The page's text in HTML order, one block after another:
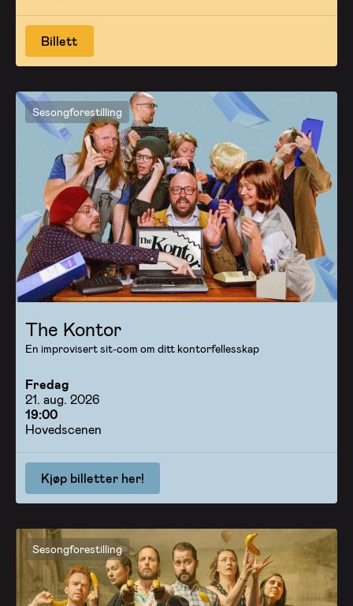
Billett
Sesongforestilling
The Kontor
En improvisert sit-com om ditt kontorfellesskap
Fredag
21. aug. 2026
19:00
Hovedscenen
Kjøp billetter her!
Sesongforestilling